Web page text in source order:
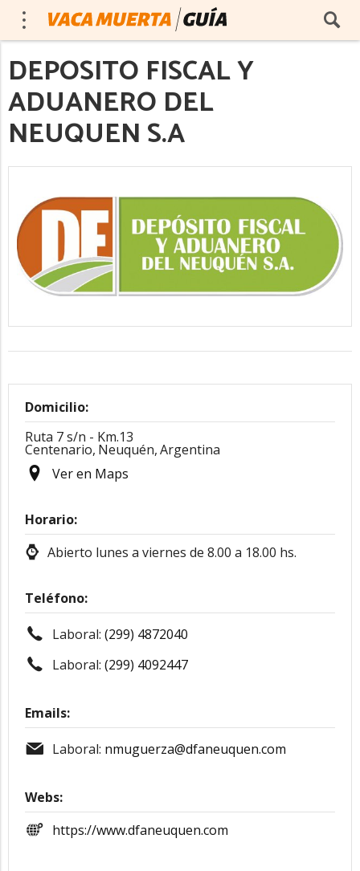
DEPOSITO FISCAL Y
ADUANERO DEL
NEUQUEN S.A
Domicilio:
Ruta 7 s/n - Km.13
Centenario, Neuquén,Argentina
Ver en Maps
Horario:
Abierto lunes a viernes de 8.00 a 18.00 hs.
Teléfono:
Laboral: (299) 4872040
Laboral: (299) 4092447
Emails:
Laboral: nmuguerza@dfaneuquen.com
Webs:
https://www.dfaneuquen.com